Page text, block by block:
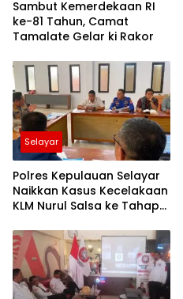
Sambut Kemerdekaan RI
ke-81 Tahun, Camat
Tamalate Gelar ki Rakor
Selayar
Polres Kepulauan Selayar
Naikkan Kasus Kecelakaan
KLM Nurul Salsa ke Tahap